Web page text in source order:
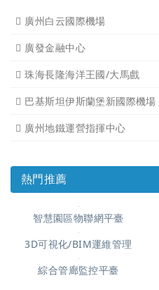
廣州白云國際機場
廣發金融中心
珠海長隆海洋王國/大馬戲
巴基斯坦伊斯蘭堡新國際機場
廣州地鐵運營指揮中心
熱門推薦
智慧園區物聯網平臺
3D可視化/BIM運維管理
綜合管廊監控平臺